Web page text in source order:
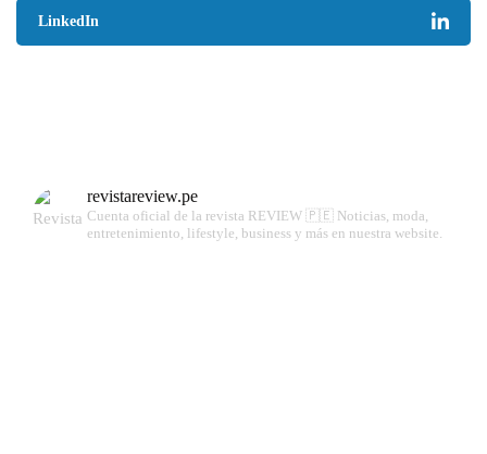
LinkedIn
revistareview.pe
Cuenta oficial de la revista REVIEW 🇵🇪 Noticias, moda,
entretenimiento, lifestyle, business y más en nuestra website.